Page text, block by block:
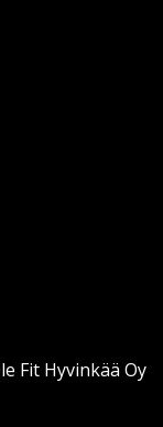
Fit Hyvinkää Oy